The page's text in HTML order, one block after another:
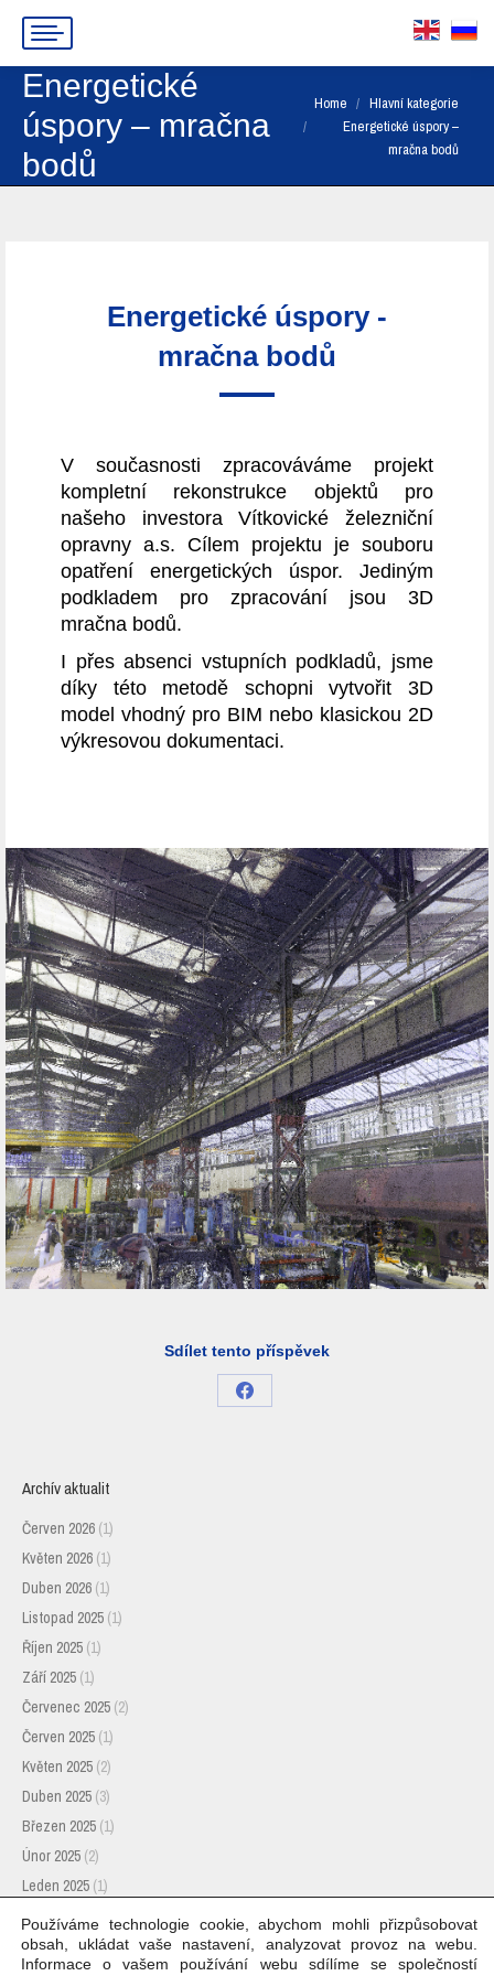
Energetické
úspory – mračna
bodů
You are here:
Home
Hlavní kategorie
Energetické úspory –
mračna bodů
Energetické úspory -
mračna bodů
V současnosti zpracováváme projekt
kompletní rekonstrukce objektů pro
našeho investora Vítkovické železniční
opravny a.s. Cílem projektu je souboru
opatření energetických úspor. Jediným
podkladem pro zpracování jsou 3D
mračna bodů.
I přes absenci vstupních podkladů, jsme
díky této metodě schopni vytvořit 3D
model vhodný pro BIM nebo klasickou 2D
výkresovou dokumentaci.
Sdílet tento příspěvek
Share
Archív aktualit
Červen 2026 (1)
Květen 2026 (1)
Duben 2026 (1)
Listopad 2025 (1)
Říjen 2025 (1)
Září 2025 (1)
Červenec 2025 (2)
Červen 2025 (1)
Květen 2025 (2)
Duben 2025 (3)
Březen 2025 (1)
Únor 2025 (2)
Leden 2025 (1)
Listopad 2024
(1)
Říjen 2024(1)
Používáme technologie cookie, abychom mohli přizpůsobovat
obsah, ukládat vaše nastavení, analyzovat provoz na webu.
Informace o vašem používání webu sdílíme se společností